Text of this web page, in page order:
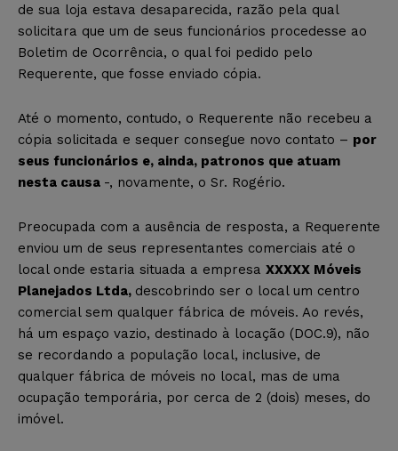
de sua loja estava desaparecida, razão pela qual
solicitara que um de seus funcionários procedesse ao
Boletim de Ocorrência, o qual foi pedido pelo
Requerente, que fosse enviado cópia.
Até o momento, contudo, o Requerente não recebeu a
cópia solicitada e sequer consegue novo contato – por
seus funcionários e, ainda, patronos que atuam
nesta causa -, novamente, o Sr. Rogério.
Preocupada com a ausência de resposta, a Requerente
enviou um de seus representantes comerciais até o
local onde estaria situada a empresa XXXXX Móveis
Planejados Ltda, descobrindo ser o local um centro
comercial sem qualquer fábrica de móveis. Ao revés,
há um espaço vazio, destinado à locação (DOC.9), não
se recordando a população local, inclusive, de
qualquer fábrica de móveis no local, mas de uma
ocupação temporária, por cerca de 2 (dois) meses, do
imóvel.